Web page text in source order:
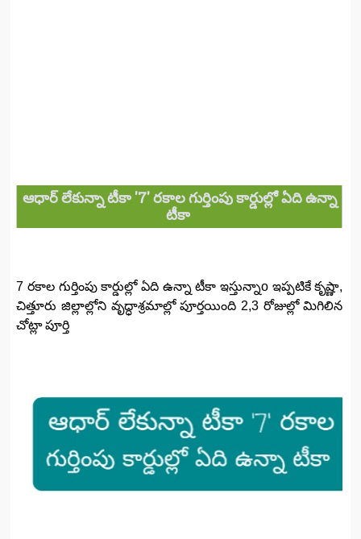
ఆధార్‌ లేకున్నా టీకా '7' రకాల గుర్తింపు కార్డుల్లో ఏది ఉన్నా
టీకా
7 రకాల గుర్తింపు కార్డుల్లో ఏది ఉన్నా టీకా ఇస్తున్నాo ఇప్పటికే కృష్ణా,
చిత్తూరు జిల్లాల్లోని వృద్ధాశ్రమాల్లో పూర్తయింది 2,3 రోజుల్లో మిగిలిన
చోట్లా పూర్తి